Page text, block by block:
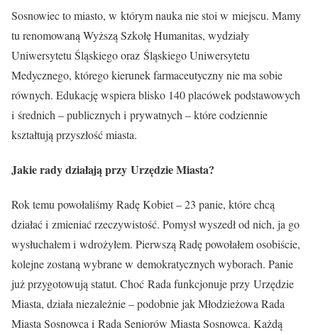
Sosnowiec to miasto, w którym nauka nie stoi w miejscu. Mamy
tu renomowaną Wyższą Szkołę Humanitas, wydziały
Uniwersytetu Śląskiego oraz Śląskiego Uniwersytetu
Medycznego, którego kierunek farmaceutyczny nie ma sobie
równych. Edukację wspiera blisko 140 placówek podstawowych
i średnich – publicznych i prywatnych – które codziennie
kształtują przyszłość miasta.
Jakie rady działają przy Urzędzie Miasta?
Rok temu powołaliśmy Radę Kobiet – 23 panie, które chcą
działać i zmieniać rzeczywistość. Pomysł wyszedł od nich, ja go
wysłuchałem i wdrożyłem. Pierwszą Radę powołałem osobiście,
kolejne zostaną wybrane w demokratycznych wyborach. Panie
już przygotowują statut. Choć Rada funkcjonuje przy Urzędzie
Miasta, działa niezależnie – podobnie jak Młodzieżowa Rada
Miasta Sosnowca i Rada Seniorów Miasta Sosnowca. Każdą